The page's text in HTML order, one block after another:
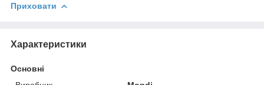
Приховати
Характеристики
Основні